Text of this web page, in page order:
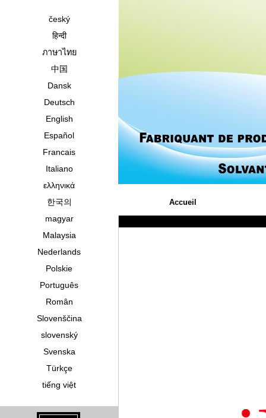
český
हिन्दी
ภาษาไทย
中国
Dansk
Deutsch
English
Español
Francais
Italiano
ελληνικά
한국의
magyar
Malaysia
Nederlands
Polskie
Português
Român
Slovenščina
slovenský
Svenska
Türkçe
tiếng việt
Accueil